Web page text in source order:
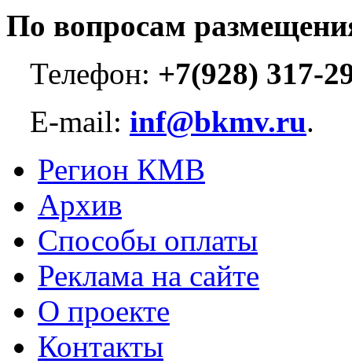
По вопросам
Телефон: +7(928) 317-
E-mail: inf@bkmv.ru.
Регион КМВ
Архив
Способы оплаты
Реклама на сайте
О проекте
Контакты